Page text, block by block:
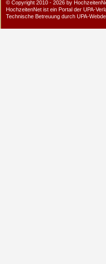
© Copyright 2010 - 2026 by
HochzeitenNet ist ein Portal der UPA-
Technische Betreuung durch UPA-